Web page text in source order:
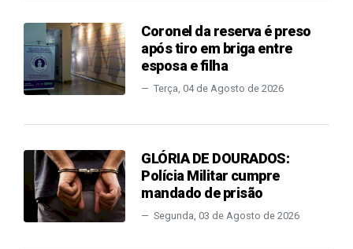
Coronel da reserva é preso
após tiro em briga entre
esposa e filha
Terça, 04 de Agosto de 2026
GLÓRIA DE DOURADOS:
Polícia Militar cumpre
mandado de prisão
Segunda, 03 de Agosto de 2026